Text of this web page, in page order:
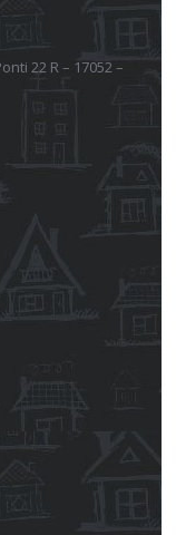
22 R – 17052 –